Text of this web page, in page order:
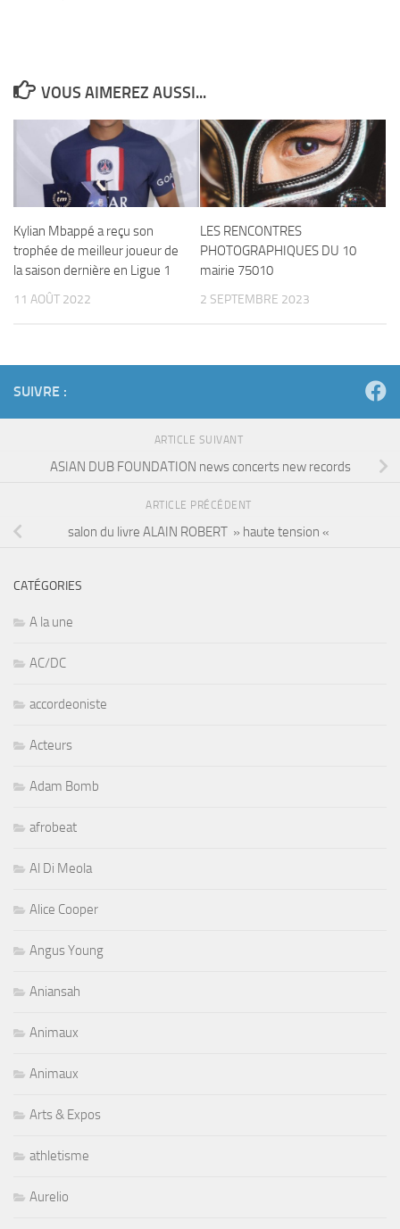
VOUS AIMEREZ AUSSI...
Kylian Mbappé a reçu son
trophée de meilleur joueur de
la saison dernière en Ligue 1
11 AOÛT 2022
LES RENCONTRES
PHOTOGRAPHIQUES DU 10
mairie 75010
2 SEPTEMBRE 2023
SUIVRE :
ARTICLE SUIVANT
ASIAN DUB FOUNDATION news concerts new records
ARTICLE PRÉCÉDENT
salon du livre ALAIN ROBERT » haute tension «
CATÉGORIES
A la une
AC/DC
accordeoniste
Acteurs
Adam Bomb
afrobeat
Al Di Meola
Alice Cooper
Angus Young
Aniansah
Animaux
Animaux
Arts & Expos
athletisme
Aurelio